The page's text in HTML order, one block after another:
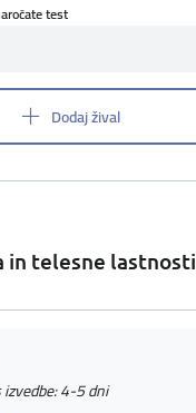
test
Dodaj žival
in telesne lastnosti
4-5 dni